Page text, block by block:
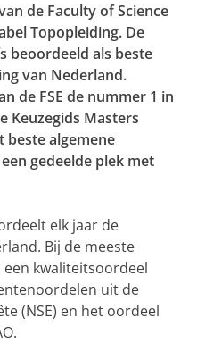
de Faculty of Science
Topopleiding. De
beoordeeld als beste
van Nederland.
de FSE de nummer 1 in
Keuzegids Masters
beste algemene
gedeelde plek met
elk jaar de
Bij de meeste
kwaliteitsoordeel
uit de
(NSE) en het oordeel